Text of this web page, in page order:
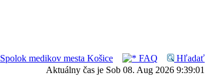
Spolok medikov mesta Košice FAQ
Hľadať
Aktuálny čas je Sob 08. Aug 2026 9:39:01